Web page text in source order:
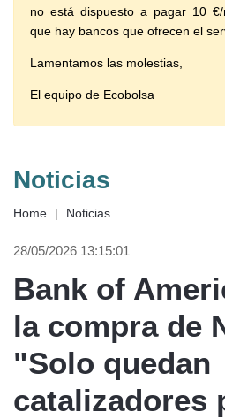
no está dispuesto a pagar 10
que hay bancos que ofrecen el
Lamentamos las molestias,
El equipo de Ecobolsa
Noticias
Home | Noticias
28/05/2026 13:15:01
Bank of
la compra de
"Solo quedan
catalizadores